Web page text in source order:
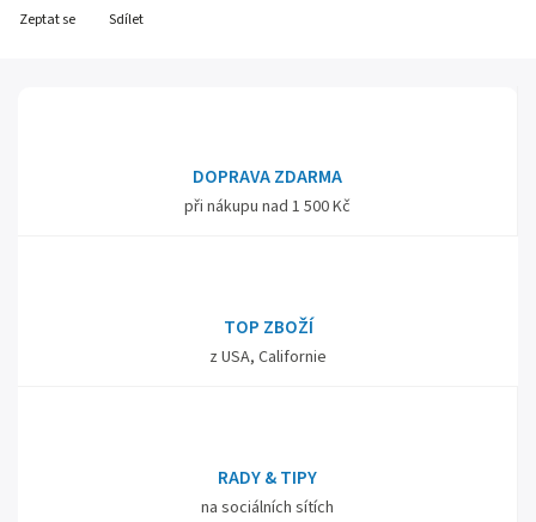
Zeptat se Sdílet
DOPRAVA ZDARMA
při nákupu nad 1 500 Kč
TOP ZBOŽÍ
z USA, Californie
RADY & TIPY
na sociálních sítích